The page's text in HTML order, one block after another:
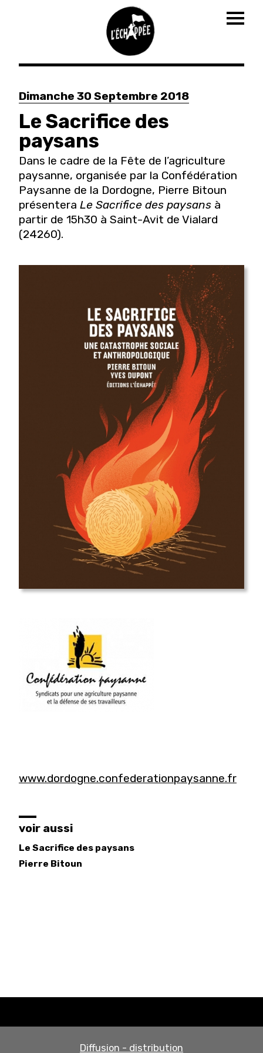
Aller
contenu
principal
Dimanche 30 Septembre 2018
Le Sacrifice des
paysans
Dans le cadre de la Fête de l’agriculture
paysanne, organisée par la Confédération
Paysanne de la Dordogne, Pierre Bitoun
présentera Le Sacrifice des paysans à
partir de 15h30 à Saint-Avit de Vialard
(24260).
www.dordogne.confederationpaysanne.fr
voir aussi
Le Sacrifice des paysans
Pierre Bitoun
Diffusion - distribution